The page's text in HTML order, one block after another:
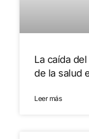
La caída
de la salud
Leer más